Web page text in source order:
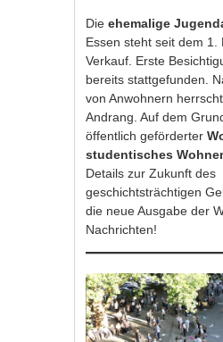
Dieehemalige
Essen steht seit dem 1.
Verkauf. Erste
bereits stattgefunden.
von Anwohnern
Andrang. Auf dem
öffentlich geförderter
studentisches
Details zur Zukunft des
geschichtsträchtigen
die neue Ausgabe der
Nachrichten!